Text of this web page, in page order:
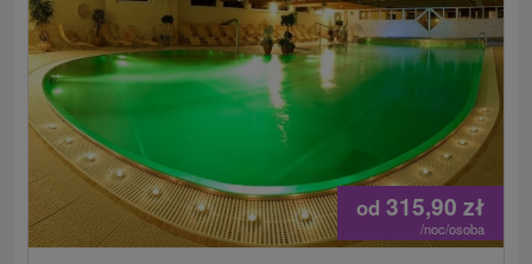
od 315,90 zł
/noc/osoba